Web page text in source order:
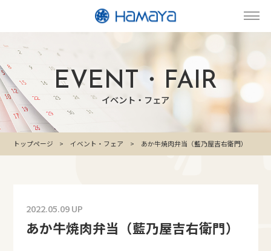
EVENT・FAIR
イベント・フェア
トップページ イベント・フェア あか牛焼肉弁当（藍乃屋吉右衛門）
2022.05.09 UP
あか牛焼肉弁当（藍乃屋吉右衛門）